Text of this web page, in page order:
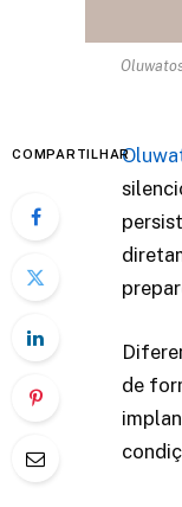
COMPARTILHAR
de